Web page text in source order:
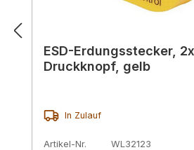
ESD-Erdungsstecker,
Druckknopf, gelb
In Zulauf
Artikel-Nr.
WL32123